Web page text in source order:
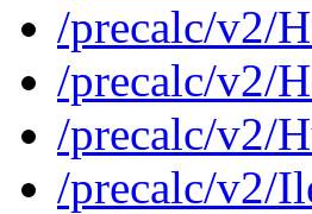
/precalc/v2/
/precalc/v2/
/precalc/v2/
/precalc/v2/